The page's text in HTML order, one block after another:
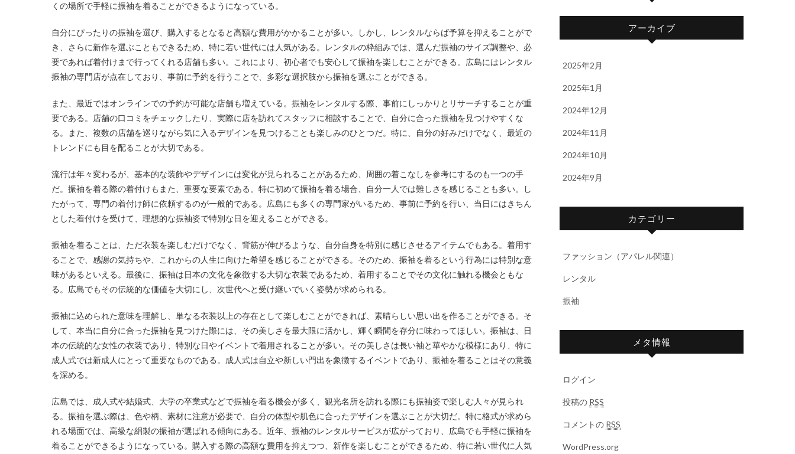
くの場所で手軽に振袖を着ることができるようになっている。
自分にぴったりの振袖を選び、購入するとなると高額な費用がかかることが多い。しかし、レンタルならば予算を抑えることがで
き、さらに新作を選ぶこともできるため、特に若い世代には人気がある。レンタルの枠組みでは、選んだ振袖のサイズ調整や、必
要であれば着付けまで行ってくれる店舗も多い。これにより、初心者でも安心して振袖を楽しむことができる。広島にはレンタル
振袖の専門店が点在しており、事前に予約を行うことで、多彩な選択肢から振袖を選ぶことができる。
また、最近ではオンラインでの予約が可能な店舗も増えている。振袖をレンタルする際、事前にしっかりとリサーチすることが重
要である。店舗の口コミをチェックしたり、実際に店を訪れてスタッフに相談することで、自分に合った振袖を見つけやすくな
る。また、複数の店舗を巡りながら気に入るデザインを見つけることも楽しみのひとつだ。特に、自分の好みだけでなく、最近の
トレンドにも目を配ることが大切である。
流行は年々変わるが、基本的な装飾やデザインには変化が見られることがあるため、周囲の着こなしを参考にするのも一つの手
だ。振袖を着る際の着付けもまた、重要な要素である。特に初めて振袖を着る場合、自分一人では難しさを感じることも多い。し
たがって、専門の着付け師に依頼するのが一般的である。広島にも多くの専門家がいるため、事前に予約を行い、当日にはきちん
とした着付けを受けて、理想的な振袖姿で特別な日を迎えることができる。
振袖を着ることは、ただ衣装を楽しむだけでなく、背筋が伸びるような、自分自身を特別に感じさせるアイテムでもある。着用す
ることで、感謝の気持ちや、これからの人生に向けた希望を感じることができる。そのため、振袖を着るという行為には特別な意
味があるといえる。最後に、振袖は日本の文化を象徴する大切な衣装であるため、着用することでその文化に触れる機会ともな
る。広島でもその伝統的な価値を大切にし、次世代へと受け継いでいく姿勢が求められる。
振袖に込められた意味を理解し、単なる衣装以上の存在として楽しむことができれば、素晴らしい思い出を作ることができる。そ
して、本当に自分に合った振袖を見つけた際には、その美しさを最大限に活かし、輝く瞬間を存分に味わってほしい。振袖は、日
本の伝統的な女性の衣装であり、特別な日やイベントで着用されることが多い。その美しさは長い袖と華やかな模様にあり、特に
成人式では新成人にとって重要なものである。成人式は自立や新しい門出を象徴するイベントであり、振袖を着ることはその意義
を深める。
広島では、成人式や結婚式、大学の卒業式などで振袖を着る機会が多く、観光名所を訪れる際にも振袖姿で楽しむ人々が見られ
る。振袖を選ぶ際は、色や柄、素材に注意が必要で、自分の体型や肌色に合ったデザインを選ぶことが大切だ。特に格式が求めら
れる場面では、高級な絹製の振袖が選ばれる傾向にある。近年、振袖のレンタルサービスが広がっており、広島でも手軽に振袖を
着ることができるようになっている。購入する際の高額な費用を抑えつつ、新作を楽しむことができるため、特に若い世代に人気
アーカイブ
2025年2月
2025年1月
2024年12月
2024年11月
2024年10月
2024年9月
カテゴリー
ファッション（アパレル関連）
レンタル
振袖
メタ情報
ログイン
投稿の RSS
コメントの RSS
WordPress.org